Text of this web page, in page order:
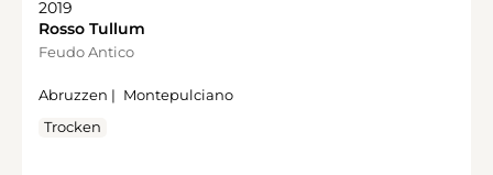
2019
Rosso Tullum
Feudo Antico
Abruzzen | Montepulciano
Trocken